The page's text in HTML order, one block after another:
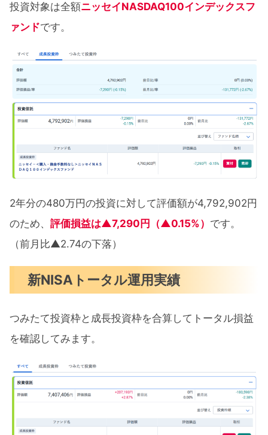
投資対象は全額ニッセイNASDAQ100インデックスフ
ァンドです。
2年分の480万円の投資に対して評価額が4,792,902円
のため、 評価損益は▲7,290円（▲0.15%） です。
（前月比▲2.74の下落）
新NISAトータル運用実績
つみたて投資枠と成長投資枠を合算してトータル損益
を確認してみます。